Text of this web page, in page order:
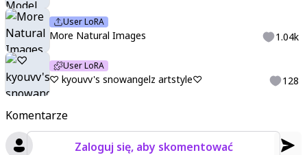
Komentarze
Zaloguj się, aby skomentować
User LoRA
More Natural Images 1.04k
User LoRA
♡ kyouvv's snowangelz artstyle♡ 128